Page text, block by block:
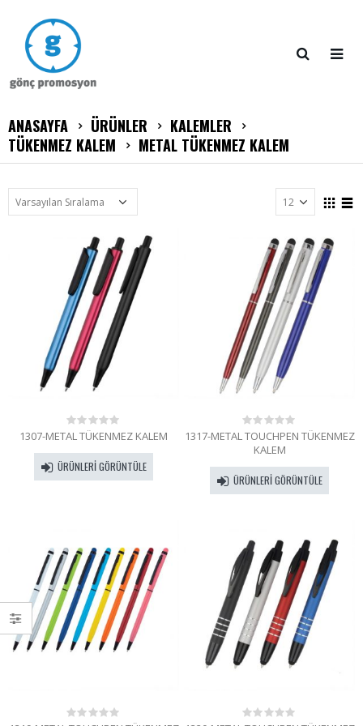
ANASAYFA ÜRÜNLER
KALEMLER
TÜKENMEZ KALEM
METAL TÜKENMEZ KALEM
0
5
1307-METAL TÜKENMEZ KALEM
ÜRÜNLERI GÖRÜNTÜLE
0
out
5
1317-METAL TOUCHPEN TÜKENMEZ
KALEM
ÜRÜNLERI GÖRÜNTÜLE